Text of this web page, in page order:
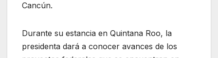
Cancún.
Durante su estancia en Quintana Roo, la
presidenta dará a conocer avances de los